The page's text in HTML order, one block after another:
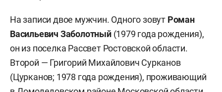
На записи двое мужчин. Одного зовут Роман
Васильевич Заболотный (1979 года рождения),
он из поселка Рассвет Ростовской области.
Второй — Григорий Михайлович Сурканов
(Цурканов; 1978 года рождения), проживающий